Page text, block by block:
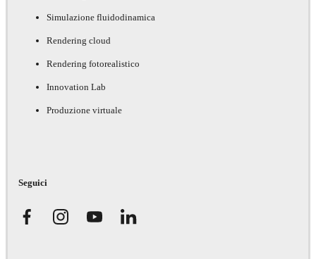
Simulazione fluidodinamica
Rendering cloud
Rendering fotorealistico
Innovation Lab
Produzione virtuale
Seguici